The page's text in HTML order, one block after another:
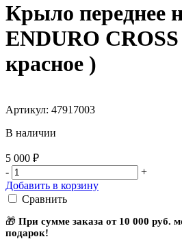
Крыло переднее
ENDURO
красное )
Артикул: 47917003
В наличии
5 000 ₽
-
+
Добавить в корзину
Сравнить
🎁 При сумме заказа от 10 000 руб.
подарок!